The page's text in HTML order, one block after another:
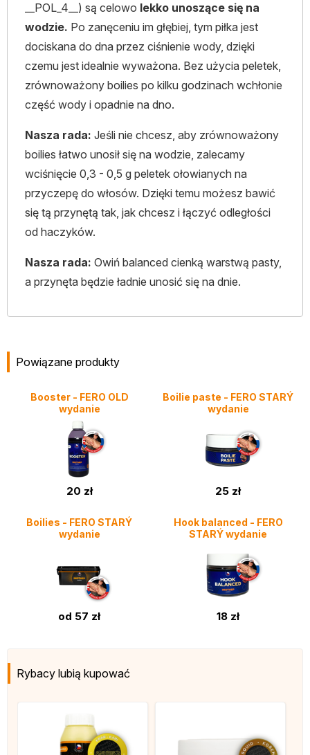
__POL_4__) są celowo lekko unoszące się na
wodzie. Po zanęceniu im głębiej, tym piłka jest
dociskana do dna przez ciśnienie wody, dzięki
czemu jest idealnie wyważona. Bez użycia peletek,
zrównoważony boilies po kilku godzinach wchłonie
część wody i opadnie na dno.
Nasza rada: Jeśli nie chcesz, aby zrównoważony
boilies łatwo unosił się na wodzie, zalecamy
wciśnięcie 0,3 - 0,5 g peletek ołowianych na
przyczepę do włosów. Dzięki temu możesz bawić
się tą przynętą tak, jak chcesz i łączyć odległości
od haczyków.
Nasza rada: Owiń balanced cienką warstwą pasty,
a przynęta będzie ładnie unosić się na dnie.
Powiązane produkty
Booster - FERO OLD
wydanie
20 zł
Boilie paste - FERO STARÝ
wydanie
25 zł
Boilies - FERO STARÝ
wydanie
od 57 zł
Hook balanced - FERO
STARÝ wydanie
18 zł
Rybacy lubią kupować